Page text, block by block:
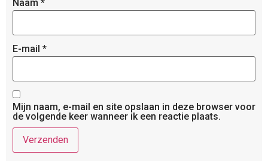
Naam *
E-mail *
Mijn naam, e-mail en site opslaan in deze browser voor
de volgende keer wanneer ik een reactie plaats.